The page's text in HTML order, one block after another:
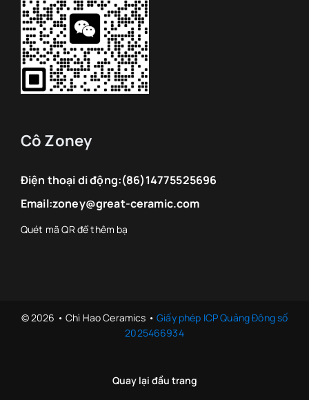
Cô Zoney
Điện thoại di động:(86)14775525696
Email:zoney@great-ceramic.com
© 2026 • Chì Hao Ceramics •Giấy phép ICP Quảng Đông số
2025466934
Quay lại đầu trang